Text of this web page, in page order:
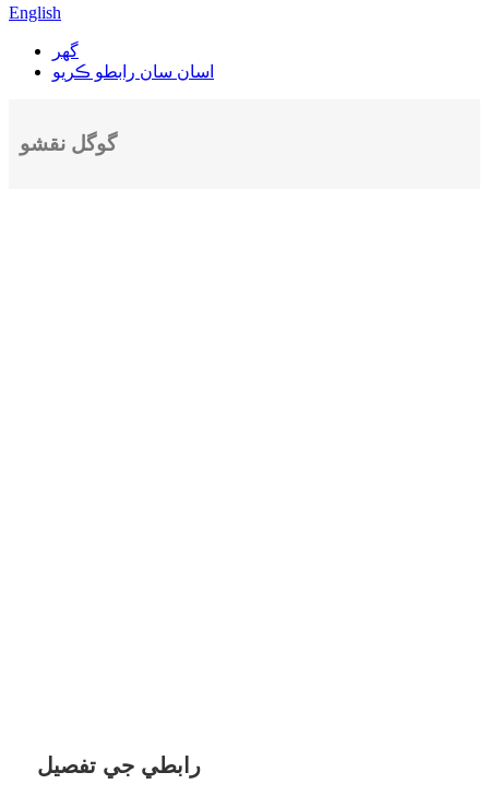
English
گھر
اسان سان رابطو ڪريو
گوگل نقشو
رابطي جي تفصيل